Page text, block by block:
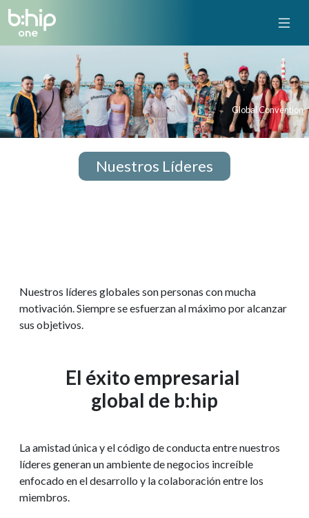
Global Convention
Nuestros Líderes
Nuestros líderes globales son personas con mucha
motivación. Siempre se esfuerzan al máximo por alcanzar
sus objetivos.
El éxito empresarial
global de b:hip
La amistad única y el código de conducta entre nuestros
líderes generan un ambiente de negocios increíble
enfocado en el desarrollo y la colaboración entre los
miembros.